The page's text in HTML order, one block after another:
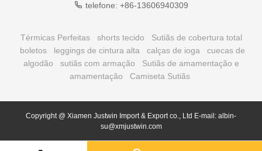
telefone: +86-13606940309
Térmicas Perfeitas shorts tecido
Sutiãs de cobertura total
boletos
leggings de cintura alta calças de ioga
cuecas de
algodão
sutiãs com armação
Sutiãs de amamentação e
amamentação
Camiseta Sutiãs
Copyright @ Xiamen Justwin Import & Export co., Ltd E-mail: albin-
su@xmjustwin.com